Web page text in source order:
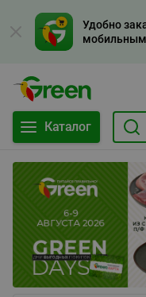
Удобно
Каталог